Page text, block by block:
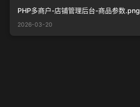
PHP多商户-店铺管理后台-商品参数.png
2026-03-20